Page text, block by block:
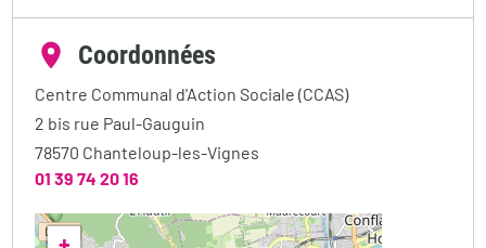
Coordonnées
Centre Communal d'Action Sociale (CCAS)
2 bis rue Paul-Gauguin
78570 Chanteloup-les-Vignes
01 39 74 20 16